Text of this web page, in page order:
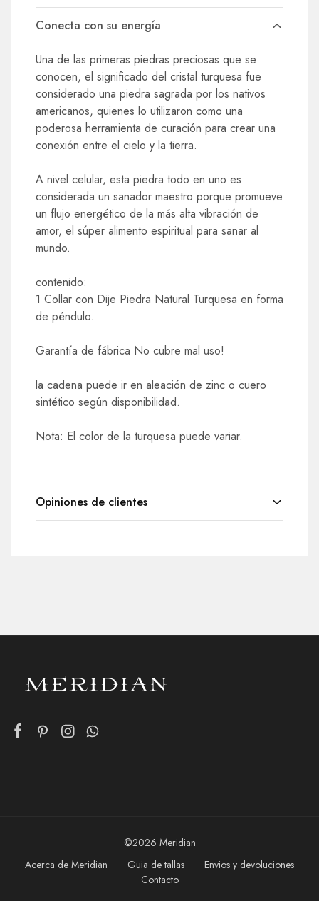
Conecta con su energía
Una de las primeras piedras preciosas que se
conocen, el significado del cristal turquesa fue
considerado una piedra sagrada por los nativos
americanos, quienes lo utilizaron como una
poderosa herramienta de curación para crear una
conexión entre el cielo y la tierra.
A nivel celular, esta piedra todo en uno es
considerada un sanador maestro porque promueve
un flujo energético de la más alta vibración de
amor, el súper alimento espiritual para sanar al
mundo.
contenido:
1 Collar con Dije Piedra Natural Turquesa en forma
de péndulo.
Garantía de fábrica No cubre mal uso!
la cadena puede ir en aleación de zinc o cuero
sintético según disponibilidad.
Nota: El color de la turquesa puede variar.
Opiniones de clientes
©2026 Meridian
Acerca de Meridian
Guia de tallas
Envios y devoluciones
Contacto
Añadir al carrito